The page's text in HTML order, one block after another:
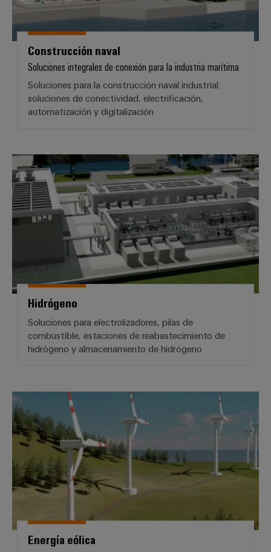
Configurador
Weidmüller
Ingeniería
digital
avanzada:
intuitiva,
sencilla y
rápida
Construcción naval
Soluciones integrales de conexión para la industria marítima
Soluciones para la construcción naval industrial:
soluciones de conectividad, electrificación,
automatización y digitalización
Hidrógeno
Hidrógeno
Soluciones para electrolizadores, pilas de
combustible, estaciones de reabastecimiento de
hidrógeno y almacenamiento de hidrógeno
Energía eólica